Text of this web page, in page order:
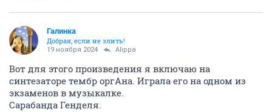
Галинка
Добрая, если не злить!
19 ноября 2024 Alippa
Вот для этого произведения я включаю на
синтезаторе тембр оргАна. Играла его на одном из
экзаменов в музыкалке.
Сарабанда Генделя.